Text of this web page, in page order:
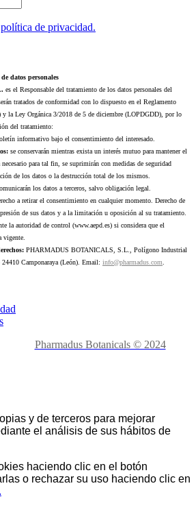
política de privacidad.
datos personales
es el Responsable del tratamiento de los datos personales del
tratados de conformidad con lo dispuesto en el Reglamento
la Ley Orgánica 3/2018 de 5 de diciembre (LOPDGDD), por lo
del tratamiento:
informativo bajo el consentimiento del interesado.
se conservarán mientras exista un interés mutuo para mantener el
para tal fin, se suprimirán con medidas de seguridad
de los datos o la destrucción total de los mismos.
los datos a terceros, salvo obligación legal.
a retirar el consentimiento en cualquier momento. Derecho de
de sus datos y a la limitación u oposición al su tratamiento.
la autoridad de control (www.aepd.es) si considera que el
vigente.
PHARMADUS BOTANICALS, S.L., Polígono Industrial
Camponaraya (León). Email: info@pharmadus.com.
Pharmadus Botanicals © 2024
y de terceros para mejorar
el análisis de sus hábitos de
haciendo clic en el botón
o rechazar su uso haciendo clic en